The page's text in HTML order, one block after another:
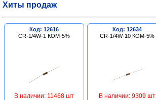
Хиты продаж
Код: 12616
CR-1/4W-1 КОМ-5%
В наличии: 11468 шт
Код: 12634
CR-1/4W-10 КОМ-5%
В наличии: 9309 шт